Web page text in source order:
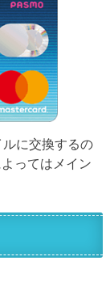
に交換するの
ってはメイン